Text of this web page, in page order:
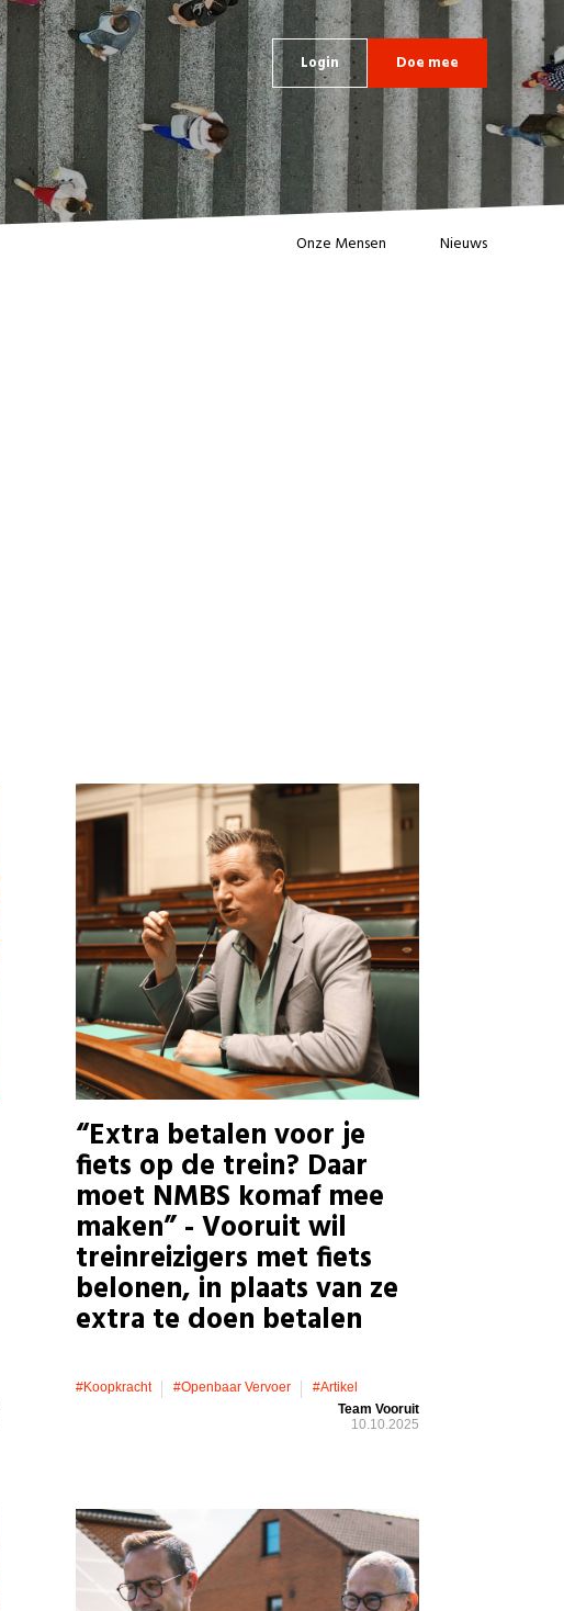
Login Doe mee
Onze Mensen Nieuws
“Extra betalen voor je
fiets op de trein? Daar
moet NMBS komaf mee
maken” - Vooruit wil
treinreizigers met fiets
belonen, in plaats van ze
extra te doen betalen
#koopkracht #openbaar Vervoer
#artikel
Team Vooruit
10.10.2025